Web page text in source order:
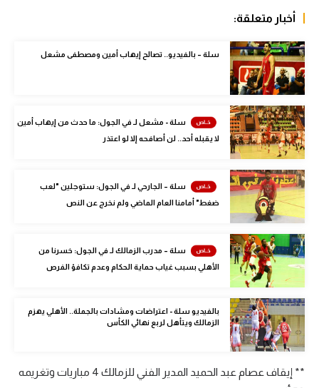
القسم الثاني
رياضات أخرى
أمم إفريقيا
كرة السلة الأمريكية
كرة سلة
كرة طائرة
الوطن العربي
في المونديال
رياضة نسائية
آسيا
أمريكا
أخبار متعلقة:
سلة – بالفيديو.. تصالح إيهاب أمين ومصطفى مشعل
سلة - مشعل لـ في الجول: ما حدث من إيهاب أمين
لا يقبله أحد.. لن أصافحه إلا لو اعتذر
سلة – الجارحي لـ في الجول: ستوجلين "لعب
ضغط" أمامنا العام الماضي ولم نخرج عن النص
سلة – مدرب الزمالك لـ في الجول: خسرنا من
الأهلي بسبب غياب حماية الحكام وعدم تكافؤ الفرص
بالفيديو سلة - اعتراضات ومشادات بالجملة.. الأهلي يهزم
الزمالك ويتأهل لربع نهائي الكأس
** إيقاف عصام عبد الحميد المدير الفني للزمالك 4 مباريات وتغريمه